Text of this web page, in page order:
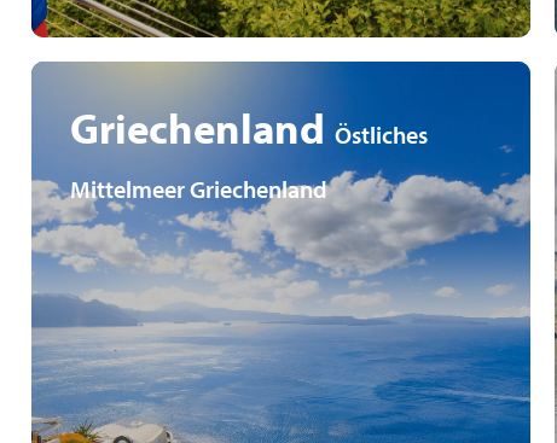
Griechenland Östliches
Mittelmeer Griechenland
Neuer Yacht Club Bereich an Bord
Direktflüge ab Luxemburg